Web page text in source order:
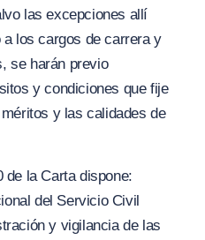
las excepciones allí
los cargos de carrera y
se harán previo
y condiciones que fije
y las calidades de
la Carta dispone:
del Servicio Civil
y vigilancia de las